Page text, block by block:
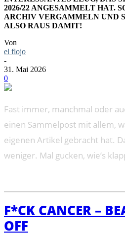
2026/22 ANGESAMMELT HAT.
ARCHIV VERGAMMELN UND
ALSO RAUS DAMIT!
Von
el flojo
-
31. Mai 2026
0
Fast immer, manchmal oder
einen Sammelpost mit allem,
eigenen Artikel gebracht hat.
weniger. Mal gucken, wie’s
F*CK CANCER –
OFF